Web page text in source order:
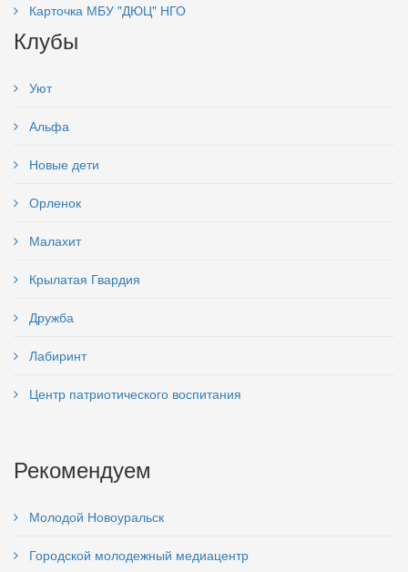
Карточка МБУ "ДЮЦ" НГО
Клубы
Уют
Альфа
Новые дети
Орленок
Малахит
Крылатая Гвардия
Дружба
Лабиринт
Центр патриотического воспитания
Рекомендуем
Молодой Новоуральск
Городской молодежный медиацентр